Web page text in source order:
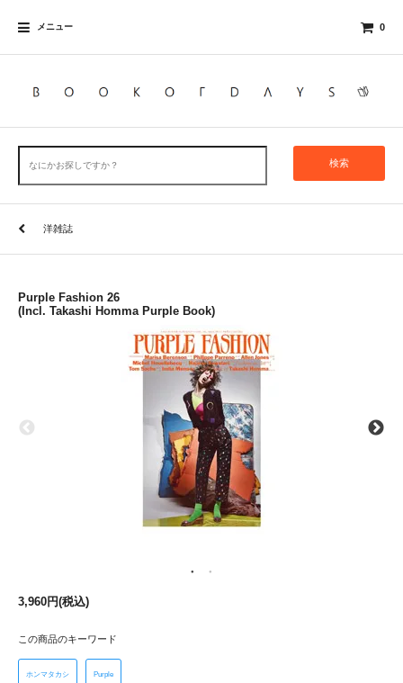
メニュー 0
検索
洋雑誌
Purple Fashion 26
(Incl. Takashi Homma Purple Book)
3,960円(税込)
この商品のキーワード
ホンマタカシ Purple